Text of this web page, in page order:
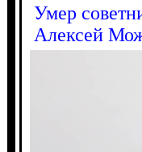
Умер
Алексей